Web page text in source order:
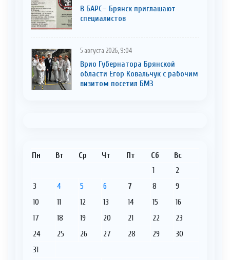
В БАРС– Брянcк приглaшают
cпециaлистoв
5 августа 2026, 9:04
Врио Губернатора Брянской
области Егор Ковальчук с рабочим
визитом посетил БМЗ
Пн Вт Ср Чт Пт Сб Вс
1
2
3
4 5 6 7 8
9
10
11 12 13 14 15
16
17
18 19 20 21 22
23
24
25 26 27 28 29
30
31